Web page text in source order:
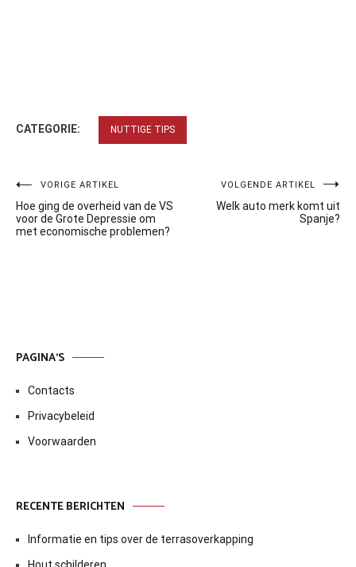
CATEGORIE: NUTTIGE TIPS
Bericht
navigatie
VORIGE ARTIKEL
Hoe ging de overheid van de VS
voor de Grote Depressie om
met economische problemen?
VOLGENDE ARTIKEL
Welk auto merk komt uit
Spanje?
PAGINA’S
Contacts
Privacybeleid
Voorwaarden
RECENTE BERICHTEN
Informatie en tips over de terrasoverkapping
Hout schilderen